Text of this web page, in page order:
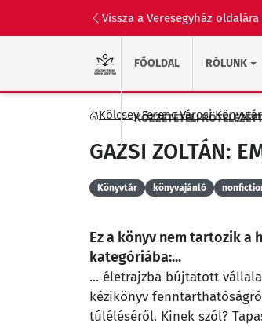
Vissza a Veresegyház oldalára
FŐOLDAL RÓLUNK
KÖZZÉTÉTELI
Kölcsey Ferenc Városi
GAZSI ZOLTÁN:
Könyvtár könyvajánló
Ez a könyv nem tartozik a
kategóriába:...
... életrajzba bújtatott
kézikönyv
túléléséről. Kinek szól?